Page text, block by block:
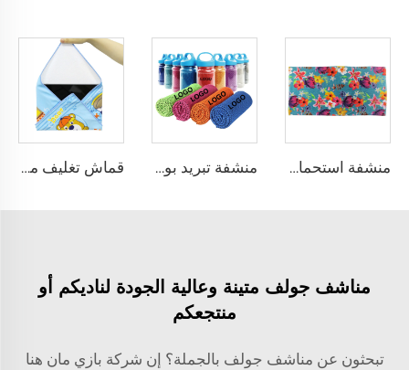
منشفة استحمام كبيرة الحجم مخصصة ومطبوعة بطباعة تفاعلية منشفة تبريد بوليستر بلون سادة مخصصة قماش تغليف ماجيك ستيك-إت
مناشف جولف متينة وعالية الجودة لناديكم أو
منتجعكم
تبحثون عن مناشف جولف بالجملة؟ إن شركة بازي مان هنا